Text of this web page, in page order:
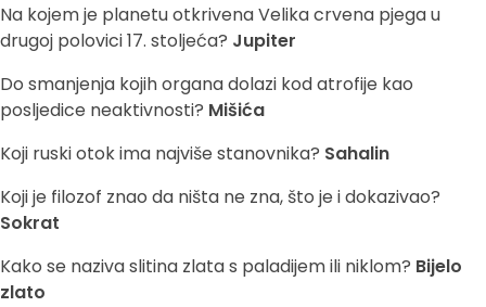
Na kojem je planetu otkrivena Velika crvena pjega u
drugoj polovici 17. stoljeća? Jupiter
Do smanjenja kojih organa dolazi kod atrofije kao
posljedice neaktivnosti? Mišića
Koji ruski otok ima najviše stanovnika? Sahalin
Koji je filozof znao da ništa ne zna, što je i dokazivao?
Sokrat
Kako se naziva slitina zlata s paladijem ili niklom? Bijelo
zlato